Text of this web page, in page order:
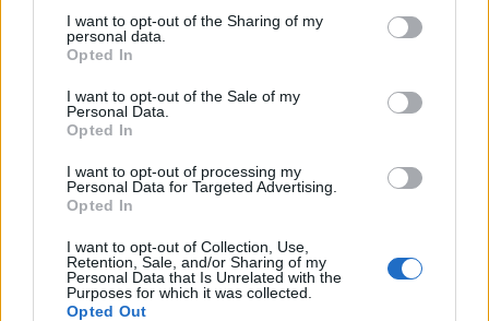
I want to opt-out of the Sharing of my
personal data.
Opted In
I want to opt-out of the Sale of my
Personal Data.
Opted In
I want to opt-out of processing my
Personal Data for Targeted Advertising.
Opted In
I want to opt-out of Collection, Use,
Retention, Sale, and/or Sharing of my
Personal Data that Is Unrelated with the
Purposes for which it was collected.
Opted Out